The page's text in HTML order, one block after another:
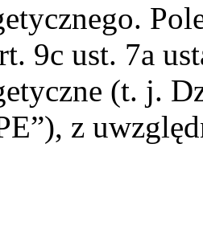
9c ust. 7a
(t. j.
z